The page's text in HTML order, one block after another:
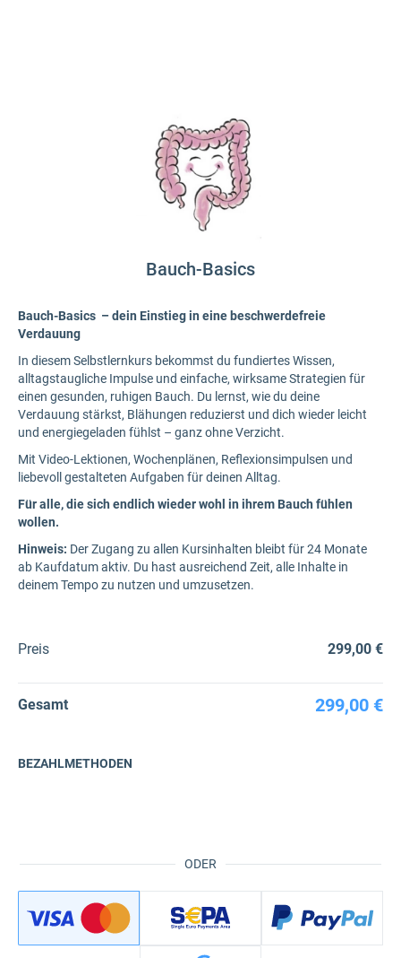
Bauch-Basics
Bauch-Basics – dein Einstieg in eine beschwerdefreie
Verdauung
In diesem Selbstlernkurs bekommst du fundiertes Wissen,
alltagstaugliche Impulse und einfache, wirksame Strategien für
einen gesunden, ruhigen Bauch. Du lernst, wie du deine
Verdauung stärkst, Blähungen reduzierst und dich wieder leicht
und energiegeladen fühlst – ganz ohne Verzicht.
Mit Video-Lektionen, Wochenplänen, Reflexionsimpulsen und
liebevoll gestalteten Aufgaben für deinen Alltag.
Für alle, die sich endlich wieder wohl in ihrem Bauch fühlen
wollen.
Hinweis: Der Zugang zu allen Kursinhalten bleibt für 24 Monate
ab Kaufdatum aktiv. Du hast ausreichend Zeit, alle Inhalte in
deinem Tempo zu nutzen und umzusetzen.
Preis 299,00 €
Gesamt 299,00 €
ODER
BEZAHLMETHODEN